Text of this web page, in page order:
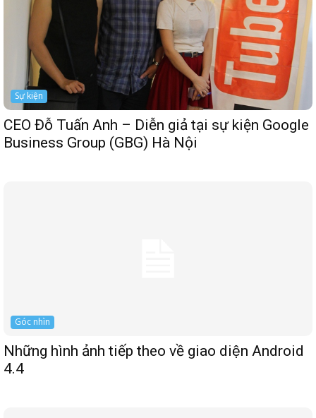
Sự kiện
CEO Đỗ Tuấn Anh – Diễn giả tại sự kiện Google
Business Group (GBG) Hà Nội
Góc nhìn
Những hình ảnh tiếp theo về giao diện Android
4.4